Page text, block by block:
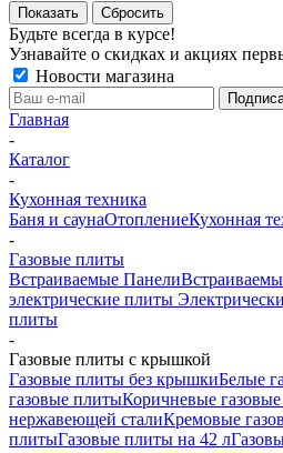
Сбросить
Будьте всегда в курсе!
Узнавайте о скидках и акциях
Новости магазина
Главная
-
Каталог
-
Кухонная техника
Баня и саунаОтоплениеКухонная
-
Газовые плиты
Встраиваемые Панели
электрические плиты
плиты
-
Газовые плиты с крышкой
Газовые плиты без крышкиБелые
газовые плитыКоричневые
нержавеющей сталиКремовые
плитыГазовые плиты на 42 л